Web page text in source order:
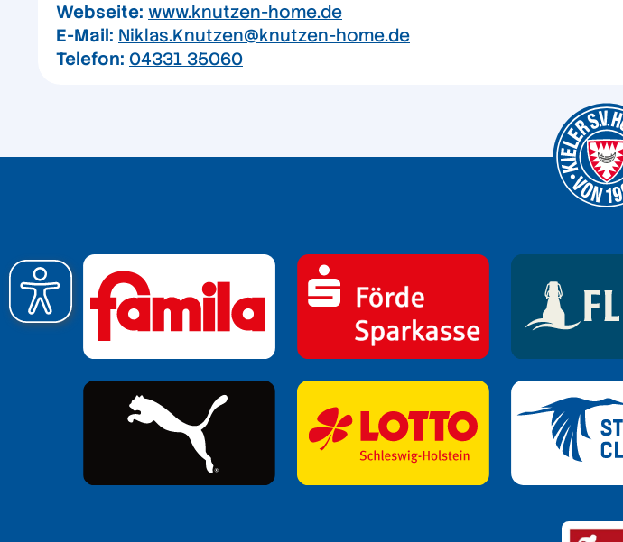
Webseite: www.knutzen-home.de
E-Mail: Niklas.Knutzen@knutzen-home.de
Telefon: 04331 35060